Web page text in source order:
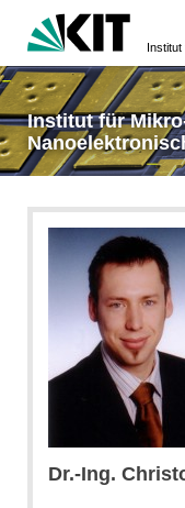
Institut für
Dr.-Ing.